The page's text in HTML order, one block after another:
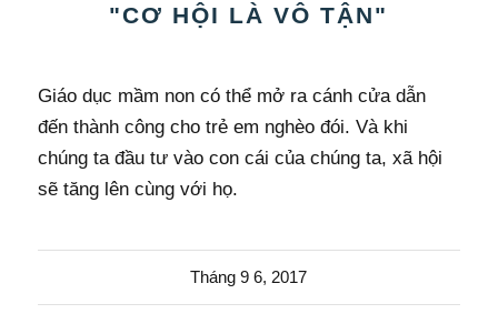
"CƠ HỘI LÀ VÔ TẬN"
Giáo dục mầm non có thể mở ra cánh cửa dẫn
đến thành công cho trẻ em nghèo đói. Và khi
chúng ta đầu tư vào con cái của chúng ta, xã hội
sẽ tăng lên cùng với họ.
Tháng 9 6, 2017